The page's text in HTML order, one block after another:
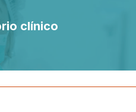
clínico